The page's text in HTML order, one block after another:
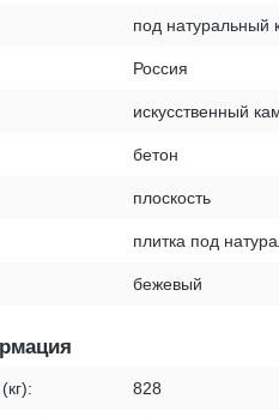
под натуральный
Россия
искусственный
бетон
плоскость
плитка под
бежевый
828